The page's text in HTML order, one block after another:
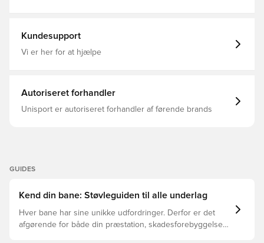
FG-knopper kun til pladser med naturlige græsbaner.
Bemærk: New Balance angiver, at farven på sålen kan
falme ved brug.
Kundesupport
Vi er her for at hjælpe
Autoriseret forhandler
Unisport er autoriseret forhandler af førende brands
GUIDES
Kend din bane: Støvleguiden til alle underlag
Hver bane har sine unikke udfordringer. Derfor er det
afgørende for både din præstation, skadesforebyggelse